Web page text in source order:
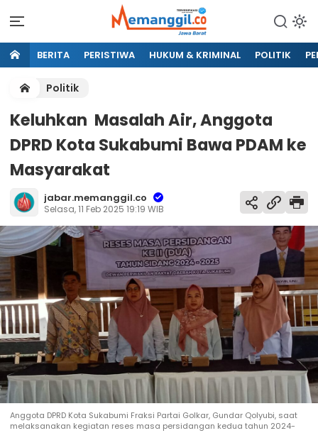
BERITA PERISTIWA HUKUM & KRIMINAL POLITIK
Politik
Keluhkan Masalah Air, Anggota
DPRD Kota Sukabumi Bawa PDAM ke
Masyarakat
jabar.memanggil.co
Selasa, 11 Feb 2025 19:19 WIB
Anggota DPRD Kota Sukabumi Fraksi Partai Golkar, Gundar Qolyubi, saat
melaksanakan kegiatan reses masa persidangan kedua tahun 2024-